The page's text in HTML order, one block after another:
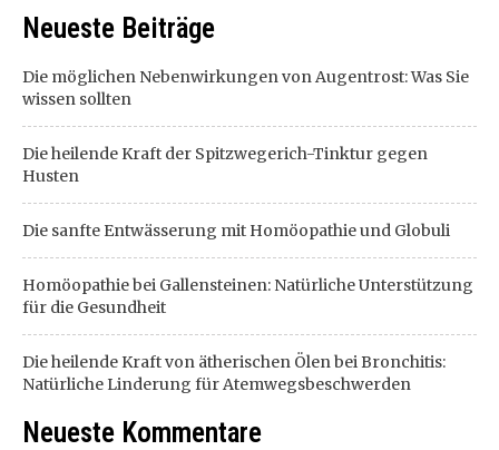
Neueste Beiträge
Die möglichen Nebenwirkungen von Augentrost: Was Sie
wissen sollten
Die heilende Kraft der Spitzwegerich-Tinktur gegen
Husten
Die sanfte Entwässerung mit Homöopathie und Globuli
Homöopathie bei Gallensteinen: Natürliche Unterstützung
für die Gesundheit
Die heilende Kraft von ätherischen Ölen bei Bronchitis:
Natürliche Linderung für Atemwegsbeschwerden
Neueste Kommentare